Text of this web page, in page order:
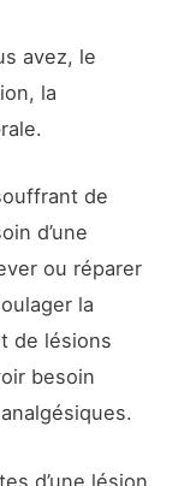
avez, le
la
de
d’une
ou réparer
la
de lésions
besoin
d’une lésion